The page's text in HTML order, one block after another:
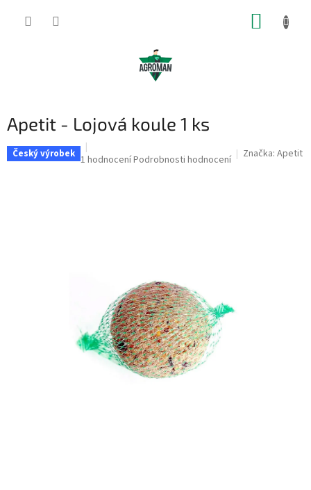
Apetit - Lojová koule 1 ks
Český výrobek Průměrné
1 hodnoceníPodrobnosti hodnocení Značka: Apetit